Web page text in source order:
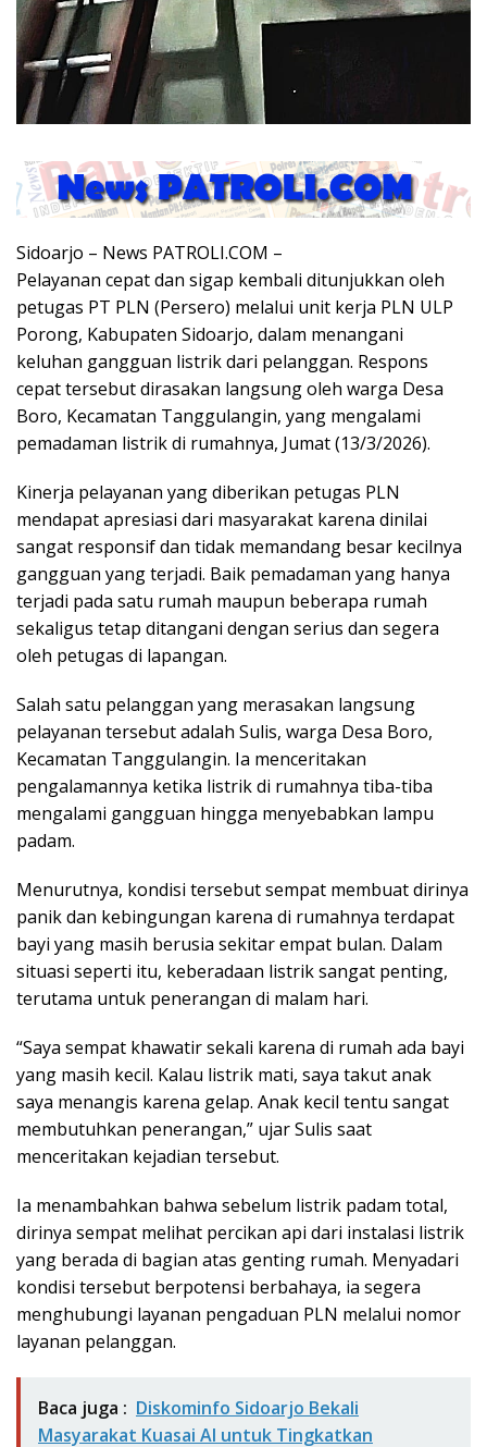
Sidoarjo – News PATROLI.COM –
Pelayanan cepat dan sigap kembali ditunjukkan oleh
petugas PT PLN (Persero) melalui unit kerja PLN ULP
Porong, Kabupaten Sidoarjo, dalam menangani
keluhan gangguan listrik dari pelanggan. Respons
cepat tersebut dirasakan langsung oleh warga Desa
Boro, Kecamatan Tanggulangin, yang mengalami
pemadaman listrik di rumahnya, Jumat (13/3/2026).
Kinerja pelayanan yang diberikan petugas PLN
mendapat apresiasi dari masyarakat karena dinilai
sangat responsif dan tidak memandang besar kecilnya
gangguan yang terjadi. Baik pemadaman yang hanya
terjadi pada satu rumah maupun beberapa rumah
sekaligus tetap ditangani dengan serius dan segera
oleh petugas di lapangan.
Salah satu pelanggan yang merasakan langsung
pelayanan tersebut adalah Sulis, warga Desa Boro,
Kecamatan Tanggulangin. Ia menceritakan
pengalamannya ketika listrik di rumahnya tiba-tiba
mengalami gangguan hingga menyebabkan lampu
padam.
Menurutnya, kondisi tersebut sempat membuat dirinya
panik dan kebingungan karena di rumahnya terdapat
bayi yang masih berusia sekitar empat bulan. Dalam
situasi seperti itu, keberadaan listrik sangat penting,
terutama untuk penerangan di malam hari.
“Saya sempat khawatir sekali karena di rumah ada bayi
yang masih kecil. Kalau listrik mati, saya takut anak
saya menangis karena gelap. Anak kecil tentu sangat
membutuhkan penerangan,” ujar Sulis saat
menceritakan kejadian tersebut.
Ia menambahkan bahwa sebelum listrik padam total,
dirinya sempat melihat percikan api dari instalasi listrik
yang berada di bagian atas genting rumah. Menyadari
kondisi tersebut berpotensi berbahaya, ia segera
menghubungi layanan pengaduan PLN melalui nomor
layanan pelanggan.
Baca juga : Diskominfo Sidoarjo Bekali
Masyarakat Kuasai AI untuk Tingkatkan